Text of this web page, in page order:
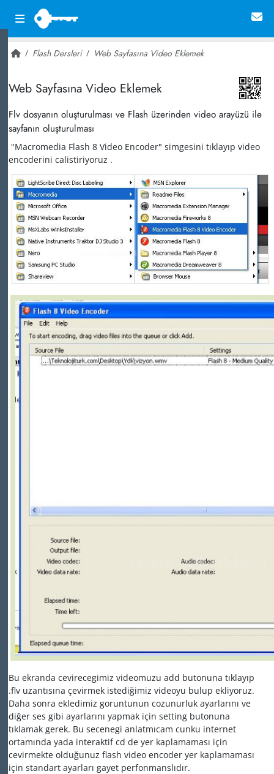
Flash Dersleri Web Sayfasına Video Eklemek
Web Sayfasına Video Eklemek
Flv dosyanın oluşturulması ve Flash üzerinden video arayüzü ile
sayfanın oluşturulması
"Macromedia Flash 8 Video Encoder" simgesini tıklayıp video
encoderini calistiriyoruz .
Bu ekranda cevirecegimiz videomuzu add butonuna tıklayıp
.flv uzantısına çevirmek istediğimiz videoyu bulup ekliyoruz.
Daha sonra ekledimiz goruntunun cozunurluk ayarlarını ve
diğer ses gibi ayarlarını yapmak için setting butonuna
tıklamak gerek. Bu secenegi anlatmıcam cunku internet
ortamında yada interaktif cd de yer kaplamaması için
cevirmekte olduğunuz flash video encoder yer kaplamaması
için standart ayarları gayet perfonmanslıdır.